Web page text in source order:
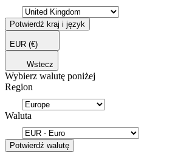
Potwierdź kraj i język
EUR (€)
Wstecz
Wybierz walutę poniżej
Region
Waluta
Potwierdź walutę